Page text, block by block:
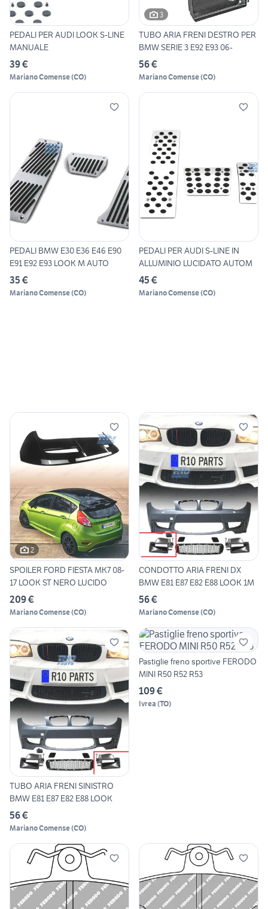
PEDALI PER AUDI LOOK S-LINE
MANUALE
39 €
Mariano Comense(CO)
3
TUBO ARIA FRENI DESTRO PER
BMW SERIE 3 E92 E93 06-
56 €
Mariano Comense(CO)
PEDALI BMW E30 E36 E46 E90
E91 E92 E93 LOOK M AUTO
35 €
Mariano Comense(CO)
PEDALI PER AUDI S-LINE IN
ALLUMINIO LUCIDATO AUTOM
45 €
Mariano Comense(CO)
2
SPOILER FORD FIESTA MK7 08-
17 LOOK ST NERO LUCIDO
209 €
Mariano Comense(CO)
CONDOTTO ARIA FRENI DX
BMW E81 E87 E82 E88 LOOK 1M
56 €
Mariano Comense(CO)
TUBO ARIA FRENI SINISTRO
BMW E81 E87 E82 E88 LOOK
56 €
Mariano Comense(CO)
Pastiglie freno sportive FERODO
MINI R50 R52 R53
109 €
Ivrea (TO)